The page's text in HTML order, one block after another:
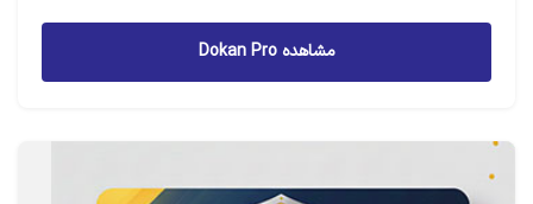
99.000 تومان
تا
مشاهده Dokan Pro